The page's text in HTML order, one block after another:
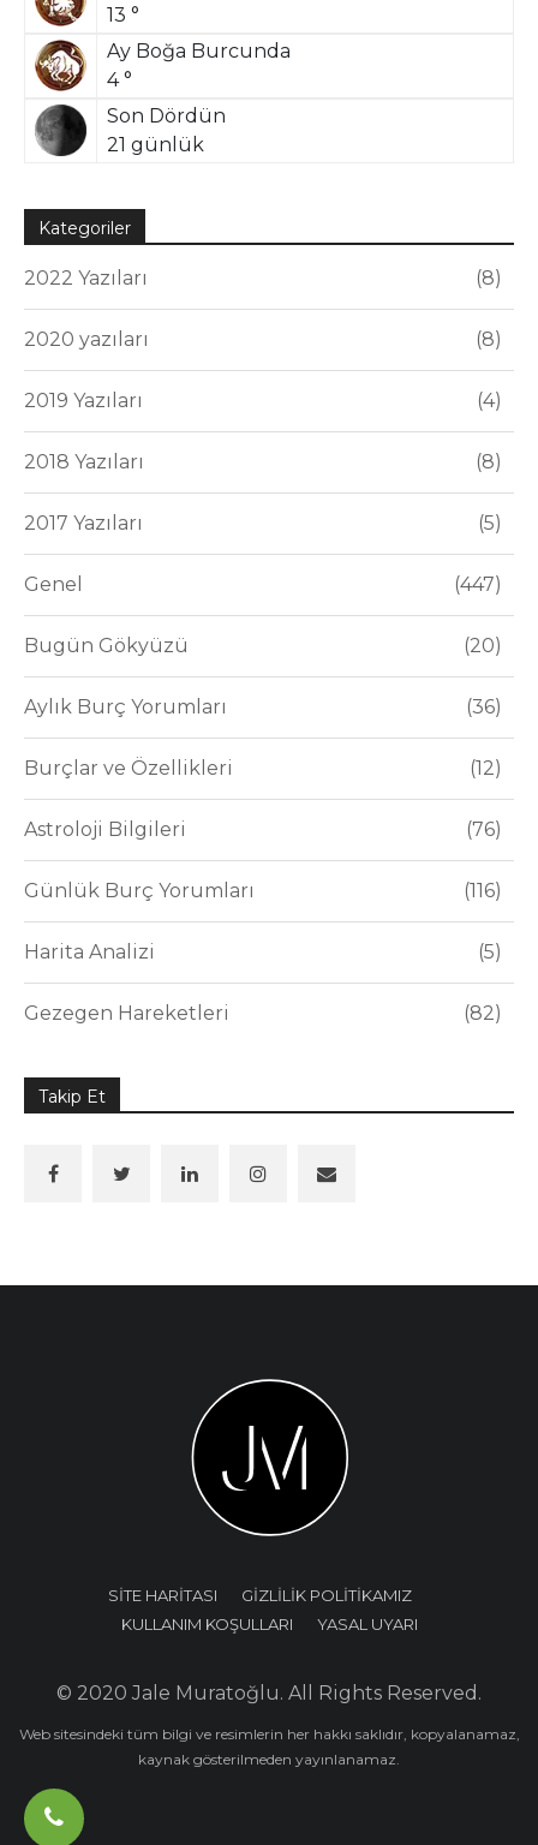
13 °
Ay Boğa Burcunda
4 °
Son Dördün
21 günlük
Kategoriler
2022 Yazıları 8
2020 yazıları 8
2019 Yazıları 4
2018 Yazıları 8
2017 Yazıları 5
Genel 447
Bugün Gökyüzü 20
Aylık Burç Yorumları 36
Burçlar ve Özellikleri 12
Astroloji Bilgileri 76
Günlük Burç Yorumları 116
Harita Analizi 5
Gezegen Hareketleri 82
Takip Et
SİTE HARİTASI
GİZLİLİK POLİTİKAMIZ
KULLANIM KOŞULLARI
YASAL UYARI
© 2020 Jale Muratoğlu. All Rights Reserved.
Web sitesindeki tüm bilgi ve resimlerin her hakkı saklıdır, kopyalanamaz,
kaynak gösterilmeden yayınlanamaz.